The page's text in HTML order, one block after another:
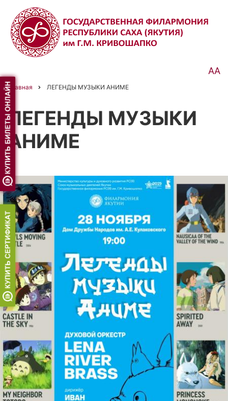
Перейти
основному
содержанию
АА
Строка
навигации
Главная ЛЕГЕНДЫ МУЗЫКИ АНИМЕ
ЛЕГЕНДЫ МУЗЫКИ
АНИМЕ